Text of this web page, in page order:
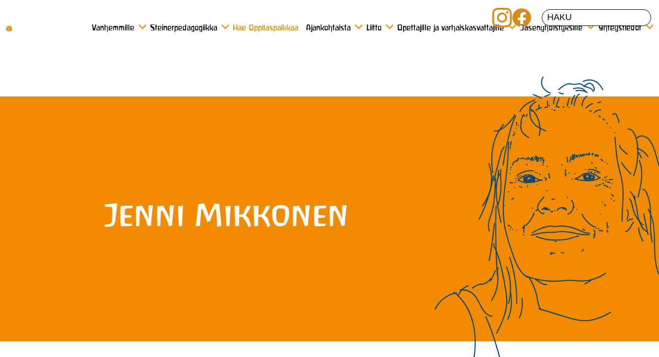
Vanhemmille Steinerpedagogiikka Hae Oppilaspaikkaa Ajankohtaista Liitto Opettajille ja varhaiskasvattajille Jäsenyhdistyksille Yhteystiedot
Jenni Mikkonen